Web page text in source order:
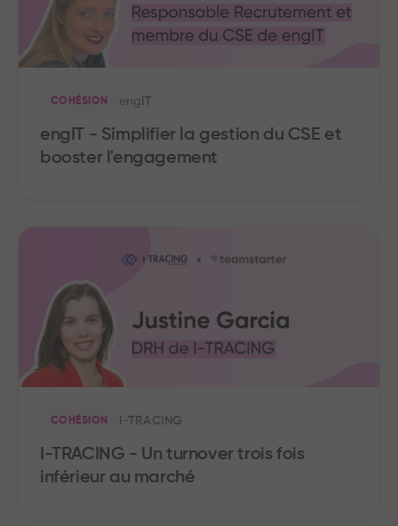
COHÉSION engIT
engIT - Simplifier la gestion du CSE et
booster l'engagement
COHÉSION I-TRACING
I-TRACING - Un turnover trois fois
inférieur au marché